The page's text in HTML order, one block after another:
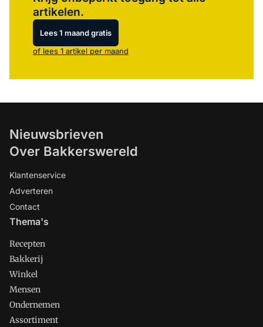
artikelen.
Lees 1 maand gratis
of lees 1 artikel per maand
Nieuwsbrieven
Over Bakkerswereld
Klantenservice
Adverteren
Contact
Thema's
Recepten
Bakkerij
Winkel
Mensen
Ondernemen
Assortiment